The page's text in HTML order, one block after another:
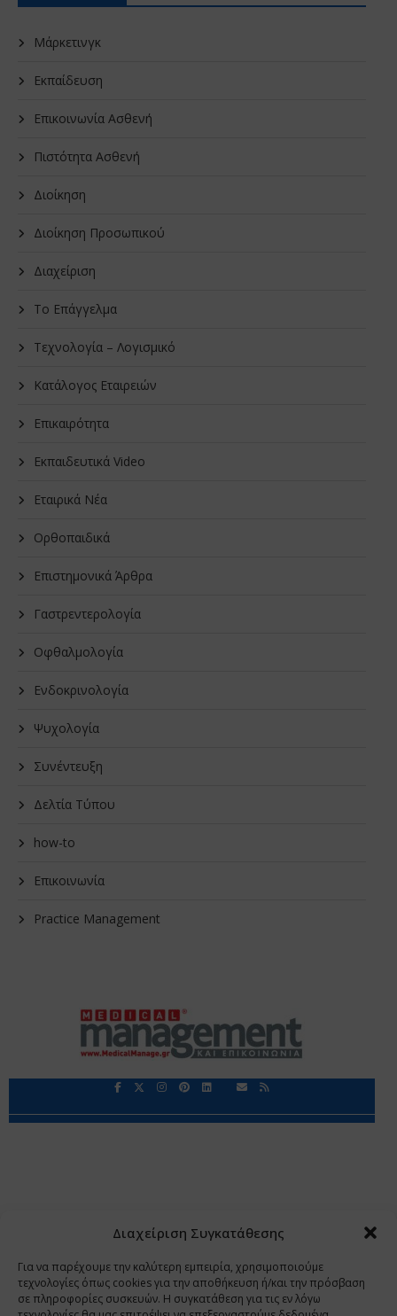
Διαχείριση Συγκατάθεσης
Για να παρέχουμε την καλύτερη εμπειρία, χρησιμοποιούμε
τεχνολογίες όπως cookies για την αποθήκευση ή/και την πρόσβαση
σε πληροφορίες συσκευών. Η συγκατάθεση για τις εν λόγω
Μάρκετινγκ
Εκπαίδευση
Επικοινωνία Ασθενή
Πιστότητα Ασθενή
Διοίκηση
Διοίκηση Προσωπικού
Διαχείριση
Το Επάγγελμα
Τεχνολογία – Λογισμικό
Κατάλογος Εταιρειών
Επικαιρότητα
Εκπαιδευτικά Video
Εταιρικά Νέα
Oρθοπαιδικά
Επιστημονικά Άρθρα
Γαστρεντερολογία
Οφθαλμολογία
Ενδοκρινολογία
Ψυχολογία
Συνέντευξη
Δελτία Τύπου
how-to
Επικοινωνία
Practice Management
Copyright 2009 - 2026 © Χαραμή Α.Ε.